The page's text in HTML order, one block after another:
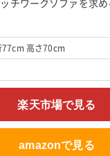
チワークソファを求
高さ70cm
楽天市場で見る
amazonで見る